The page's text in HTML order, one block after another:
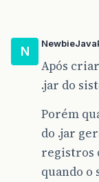
N
Após
.jar do
Porém
do .jar
registros
quando o